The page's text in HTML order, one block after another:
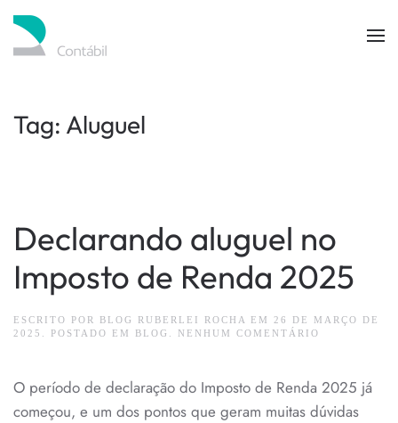
Skip to main content
Tag: Aluguel
Declarando aluguel no
Imposto de Renda 2025
ESCRITO POR BLOG RUBERLEI ROCHA EM 26 DE MARÇO DE
2025
. POSTADO EM BLOG NENHUM COMENTÁRIO
IMPOSTO
RENDA
O período de declaração do Imposto de Renda 2025 já
começou, e um dos pontos que geram muitas dúvidas